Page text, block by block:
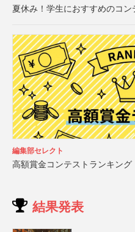
夏休み！学生におすすめのコン
編集部セレクト
高額賞金コンテストランキング
結果発表